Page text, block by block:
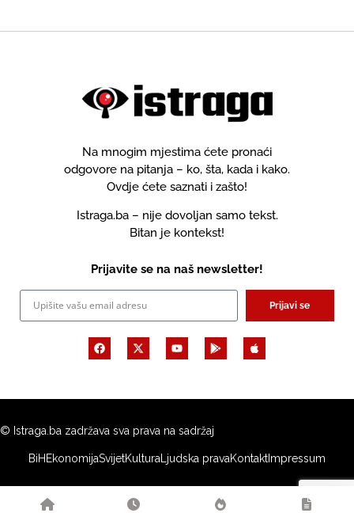
Na mnogim mjestima ćete pronaći
odgovore na pitanja – ko, šta, kada i kako.
Ovdje ćete saznati i zašto!
Istraga.ba – nije dovoljan samo tekst.
Bitan je kontekst!
Prijavite se na naš newsletter!
Prijavi se
© Istraga.ba zadržava sva prava na sadržaj
BiH EkonomijaSvijetKulturaLjudska pravaKontakt Impressum